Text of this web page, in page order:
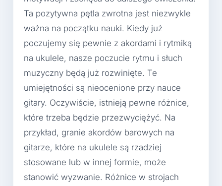
Ta pozytywna pętla zwrotna jest niezwykle
ważna na początku nauki. Kiedy już
poczujemy się pewnie z akordami i rytmiką
na ukulele, nasze poczucie rytmu i słuch
muzyczny będą już rozwinięte. Te
umiejętności są nieocenione przy nauce
gitary. Oczywiście, istnieją pewne różnice,
które trzeba będzie przezwyciężyć. Na
przykład, granie akordów barowych na
gitarze, które na ukulele są rzadziej
stosowane lub w innej formie, może
stanowić wyzwanie. Różnice w strojach